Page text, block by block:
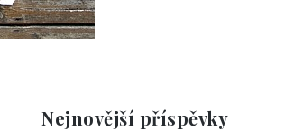
Nejnovější příspěvky